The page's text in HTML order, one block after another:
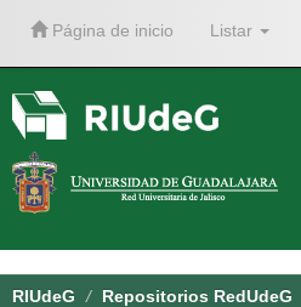
Página de inicio Listar
RIUdeG Repositorios RedUdeG